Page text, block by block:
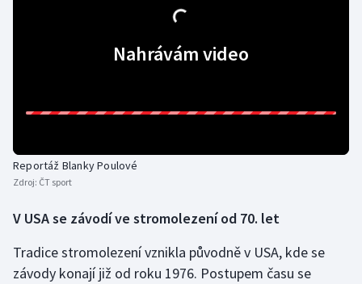
Short track
Sportovní střelba
Stolní tenis
Nahrávám video
Reportáž Blanky Poulové
Zdroj: ČT sport
V USA se závodí ve stromolezení od 70. let
Tradice stromolezení vznikla původně v USA, kde se
závody konají již od roku 1976. Postupem času se